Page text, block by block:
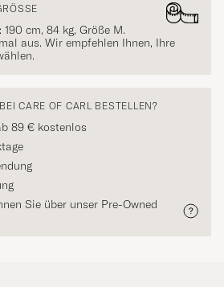
cm, 84 kg, Größe M.
aus. Wir empfehlen Ihnen, Ihre
CARE OF CARL BESTELLEN?
89 € kostenlos
Sie über unser Pre-Owned